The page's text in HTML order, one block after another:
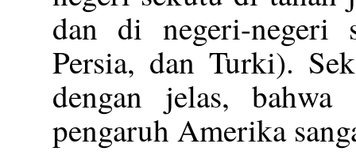
dan di negeri-negeri
Persia, dan Turki).
dengan jelas,
pengaruh Amerika